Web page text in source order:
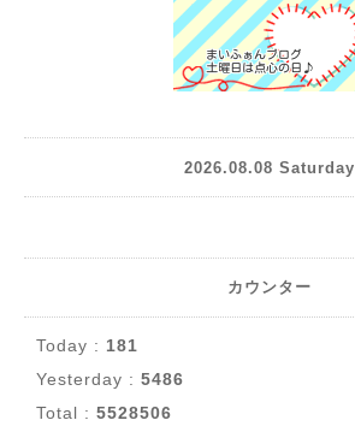
2026.08.08 Saturday
カウンター
Today : 181
Yesterday : 5486
Total : 5528506